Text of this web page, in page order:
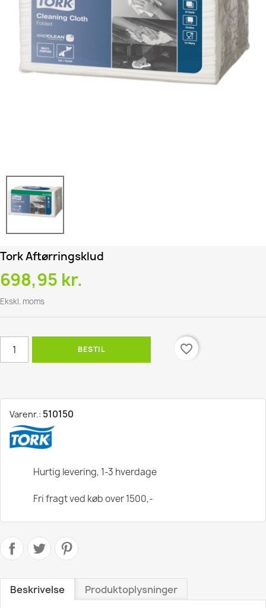
Tork Aftørringsklud
698,95 kr.
Ekskl. moms
BESTIL favorite_border
Varenr.: 510150
Hurtig levering, 1-3 hverdage
Fri fragt ved køb over 1500,-
Beskrivelse Produktoplysninger